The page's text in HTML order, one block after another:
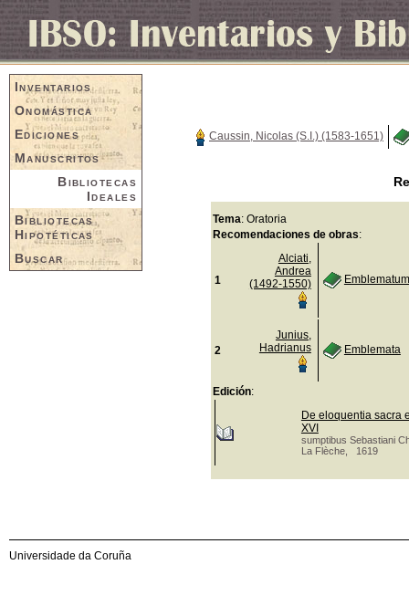
Inventarios
Onomástica
Ediciones
Manuscritos
Bibliotecas
Ideales
Bibliotecas
Hipotéticas
Buscar
Caussin, Nicolas (S.I.) (1583-1651)
Tema: Oratoria
Recomendaciones de obras:
1
Alciati,
Andrea
(1492-1550)
2
Junius,
Hadrianus
Emblemata
Edición:
De eloquentia sacra
XVI
sumptibus Sebastiani
La Flèche, 1619
Universidade da Coruña